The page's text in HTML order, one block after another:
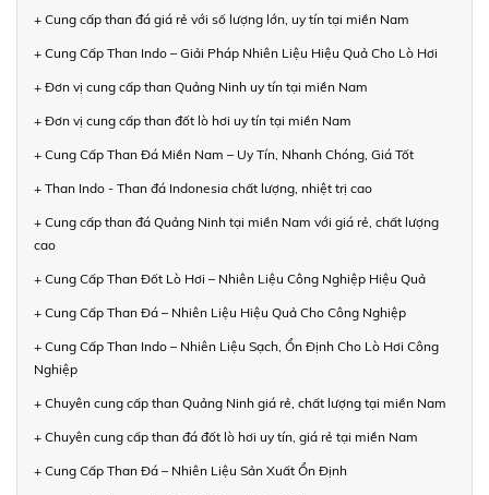
+ Cung cấp than đá giá rẻ với số lượng lớn, uy tín tại miền Nam
+ Cung Cấp Than Indo – Giải Pháp Nhiên Liệu Hiệu Quả Cho Lò Hơi
+ Đơn vị cung cấp than Quảng Ninh uy tín tại miền Nam
+ Đơn vị cung cấp than đốt lò hơi uy tín tại miền Nam
+ Cung Cấp Than Đá Miền Nam – Uy Tín, Nhanh Chóng, Giá Tốt
+ Than Indo - Than đá Indonesia chất lượng, nhiệt trị cao
+ Cung cấp than đá Quảng Ninh tại miền Nam với giá rẻ, chất lượng
cao
+ Cung Cấp Than Đốt Lò Hơi – Nhiên Liệu Công Nghiệp Hiệu Quả
+ Cung Cấp Than Đá – Nhiên Liệu Hiệu Quả Cho Công Nghiệp
+ Cung Cấp Than Indo – Nhiên Liệu Sạch, Ổn Định Cho Lò Hơi Công
Nghiệp
+ Chuyên cung cấp than Quảng Ninh giá rẻ, chất lượng tại miền Nam
+ Chuyên cung cấp than đá đốt lò hơi uy tín, giá rẻ tại miền Nam
+ Cung Cấp Than Đá – Nhiên Liệu Sản Xuất Ổn Định